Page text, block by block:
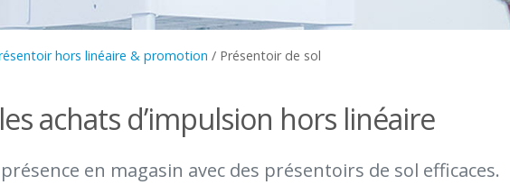
hors linéaire & promotion / Présentoir de sol
achats d’impulsion hors linéaire
en magasin avec des présentoirs de sol efficaces.